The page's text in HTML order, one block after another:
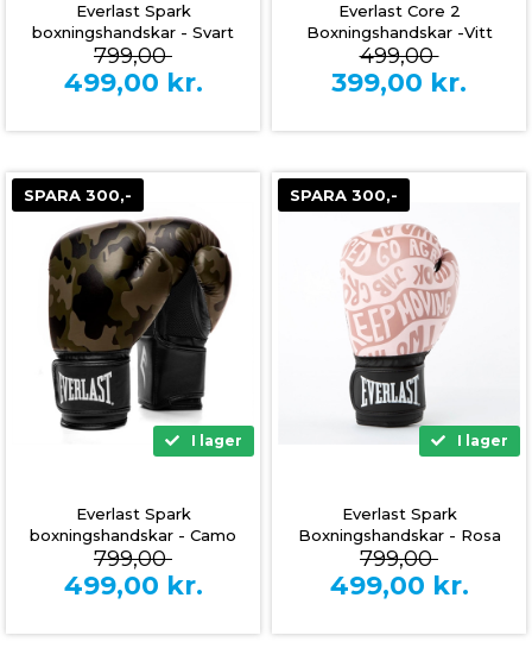
Everlast Spark
boxningshandskar - Svart
799,00
499,00 kr.
Everlast Core 2
Boxningshandskar -Vitt
499,00
399,00 kr.
SPARA 300,-
I lager
Everlast Spark
boxningshandskar - Camo
799,00
499,00 kr.
SPARA 300,-
I lager
Everlast Spark
Boxningshandskar - Rosa
799,00
499,00 kr.